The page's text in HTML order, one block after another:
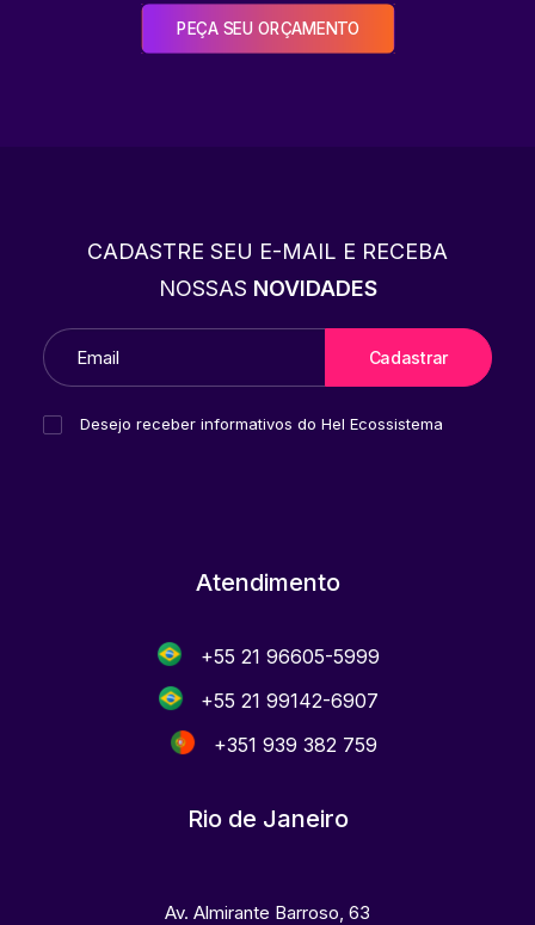
PEÇA SEU ORÇAMENTO
CADASTRE SEU E-MAIL E RECEBA
NOSSAS NOVIDADES
Desejo receber informativos do Hel Ecossistema
Atendimento
+55 21 96605-5999
+55 21 99142-6907
+351 939 382 759
Rio de Janeiro
Av. Almirante Barroso, 63